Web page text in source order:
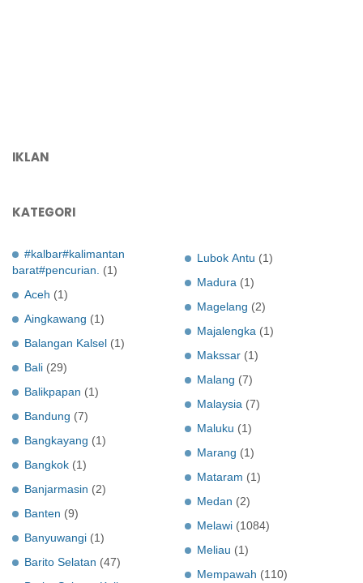
IKLAN
KATEGORI
#kalbar#kalimantan
barat#pencurian.
(1)
Aceh (1)
Aingkawang (1)
Balangan Kalsel (1)
Bali (29)
Balikpapan (1)
Bandung (7)
Bangkayang (1)
Bangkok (1)
Banjarmasin (2)
Banten (9)
Banyuwangi (1)
Barito Selatan (47)
Lubok Antu (1)
Madura (1)
Magelang (2)
Majalengka (1)
Makssar (1)
Malang (7)
Malaysia (7)
Maluku (1)
Marang (1)
Mataram (1)
Medan (2)
Melawi (1084)
Meliau (1)
Mempawah (110)